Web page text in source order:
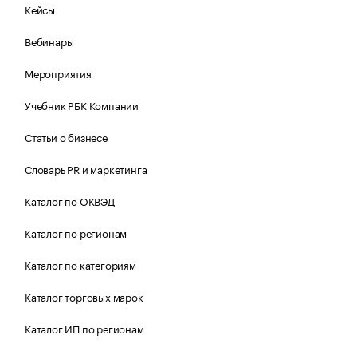
Кейсы
Вебинары
Мероприятия
Учебник РБК Компании
Статьи о бизнесе
Словарь PR и маркетинга
Каталог по ОКВЭД
Каталог по регионам
Каталог по категориям
Каталог торговых марок
Каталог ИП по регионам